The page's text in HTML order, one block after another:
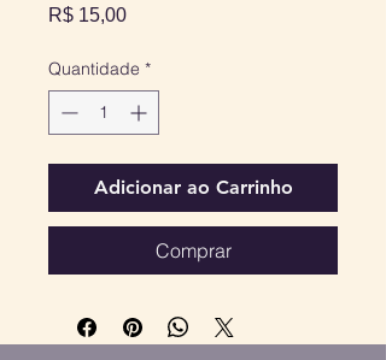
R$ 15,00Preço
Quantidade *
Adicionar ao Carrinho
Comprar